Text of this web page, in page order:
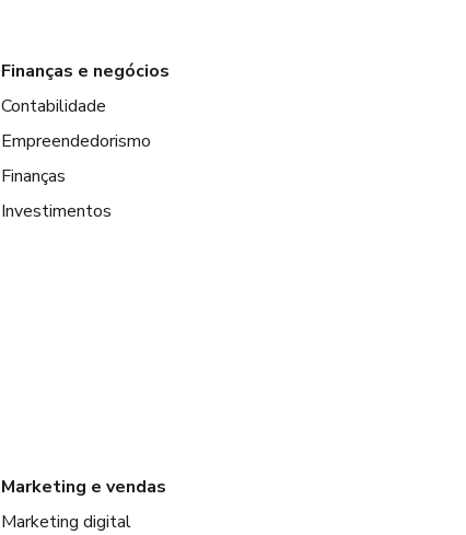
Finanças e negócios
Contabilidade
Empreendedorismo
Finanças
Investimentos
Marketing e vendas
Marketing digital